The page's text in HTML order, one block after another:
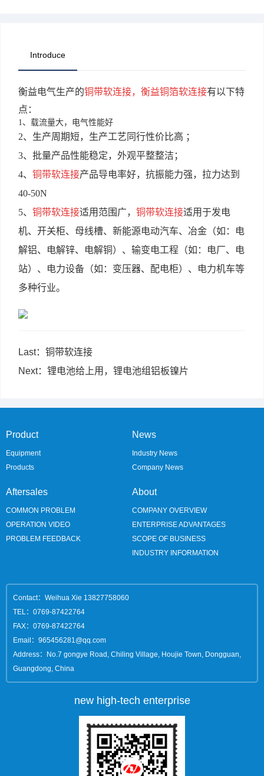
Introduce
衡益电气生产的铜带软连接，衡益铜箔软连接有以下特
点：
1、载流量大，电气性能好
2、生产周期短，生产工艺同行性价比高 ；
3、批量产品性能稳定，外观平整整洁；
4、 铜带软连接产品导电率好，抗振能力强，拉力达到
40-50N
5、 铜带软连接适用范围广， 铜带软连接适用于发电
机、开关柜、母线槽、新能源电动汽车、冶金（如：电
解铝、电解锌、电解铜）、输变电工程（如：电厂、电
站）、电力设备（如：变压器、配电柜）、电力机车等
多种行业。
Last：铜带软连接
Next：锂电池给上用，锂电池组铝板镍片
Product
Equipment
Products
News
Industry News
Company News
Aftersales
COMMON PROBLEM
OPERATION VIDEO
PROBLEM FEEDBACK
About
COMPANY OVERVIEW
ENTERPRISE ADVANTAGES
SCOPE OF BUSINESS
INDUSTRY INFORMATION
Contact：Weihua Xie 13827758060
TEL：0769-87422764
FAX：0769-87422764
Email：965456281@qq.com
Address：No.7 gongye Road, Chiling Village, Houjie Town, Dongguan,
Guangdong, China
new high-tech enterprise